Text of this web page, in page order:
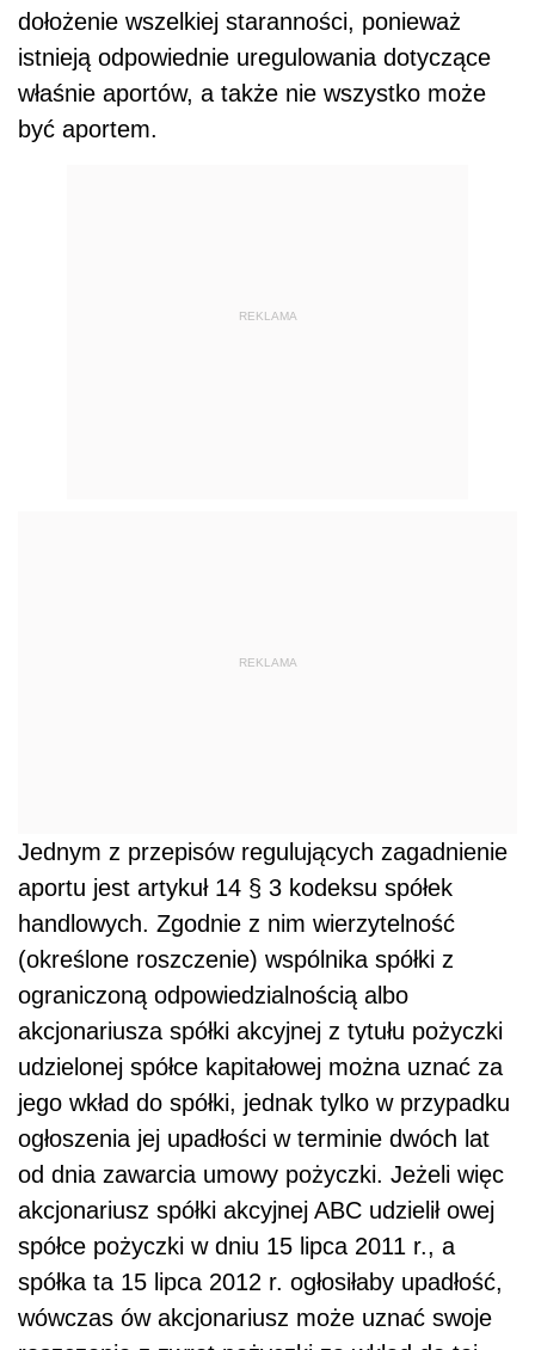
dołożenie wszelkiej staranności, ponieważ
istnieją odpowiednie uregulowania dotyczące
właśnie aportów, a także nie wszystko może
być aportem.
REKLAMA
REKLAMA
Jednym z przepisów regulujących zagadnienie
aportu jest artykuł 14 § 3 kodeksu spółek
handlowych. Zgodnie z nim wierzytelność
(określone roszczenie) wspólnika spółki z
ograniczoną odpowiedzialnością albo
akcjonariusza spółki akcyjnej z tytułu pożyczki
udzielonej spółce kapitałowej można uznać za
jego wkład do spółki, jednak tylko w przypadku
ogłoszenia jej upadłości w terminie dwóch lat
od dnia zawarcia umowy pożyczki. Jeżeli więc
akcjonariusz spółki akcyjnej ABC udzielił owej
spółce pożyczki w dniu 15 lipca 2011 r., a
spółka ta 15 lipca 2012 r. ogłosiłaby upadłość,
wówczas ów akcjonariusz może uznać swoje